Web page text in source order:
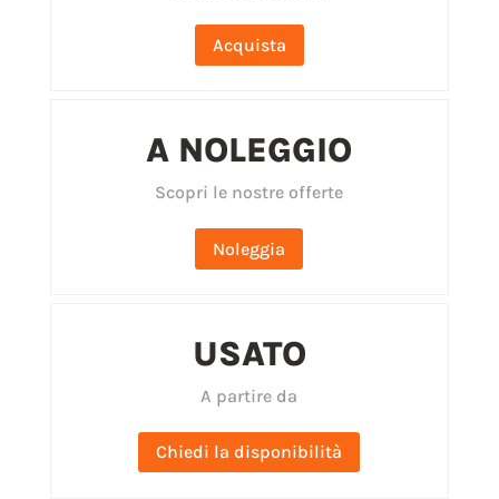
Acquista
A NOLEGGIO
Scopri le nostre offerte
Noleggia
USATO
A partire da
Chiedi la disponibilità